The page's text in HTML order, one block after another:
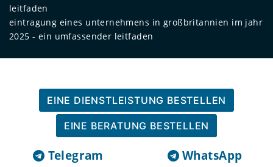
leitfaden
eintragung eines unternehmens in großbritannien im jahr
2025 - ein umfassender leitfaden
EINE DIENSTLEISTUNG BESTELLEN
EINE BERATUNG BESTELLEN
Telegram WhatsApp